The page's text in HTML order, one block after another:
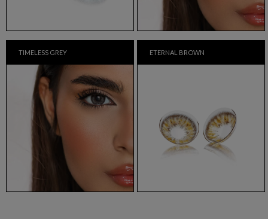
TIMELESS GREY ETERNAL BROWN